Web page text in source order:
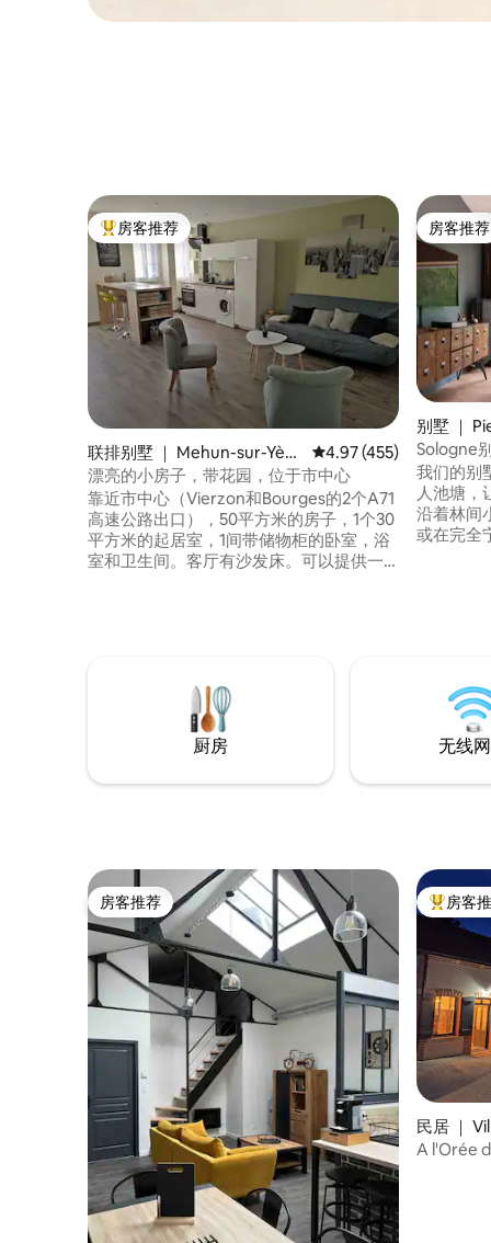
热门「房客推荐」
房客推荐
联排别墅 ｜ Mehun-sur-Yèvr
e
平均评分 4.97 分（满分
4.97 (455)
漂亮的小房子，带花园，位于市中心
靠近市中心（Vierzon和Bourges的2个A71
高速公路出口），50平方米的房子，1个30
平方米的起居室，1间带储物柜的卧室，浴
室和卫生间。客厅有沙发床。可以提供一
道，查理七世城堡（château Charles
VII），瓷器中心。
房客推荐
房客推荐
别墅 ｜
e
Sologne
我们的别
人池塘，
沿着林间
或在完全
厨房 无线
房客推荐
房客推荐 热门「
房客
民居 ｜
A l'Orée